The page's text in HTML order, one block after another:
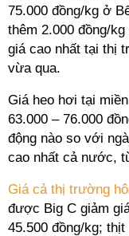
75.000 đồng/kg ở
thêm 2.000 đồng/
giá cao nhất tại thị
vừa qua.
Giá heo hơi tại
63.000 – 76.000
động nào so với
cao nhất cả nước,
Giá cả thị trường
được Big C giảm
45.500 đồng/kg;